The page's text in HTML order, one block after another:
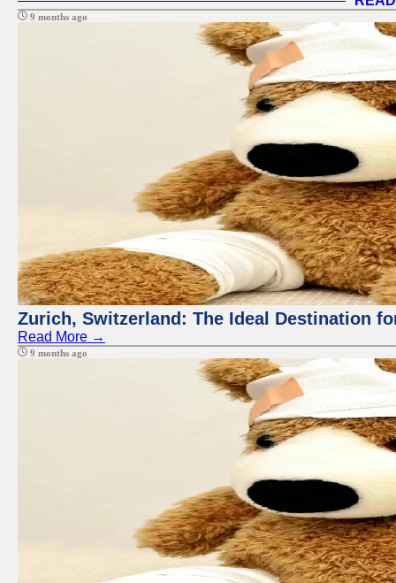
9 months ago
Zurich, Switzerland: The Ideal Destination
Read More →
9 months ago